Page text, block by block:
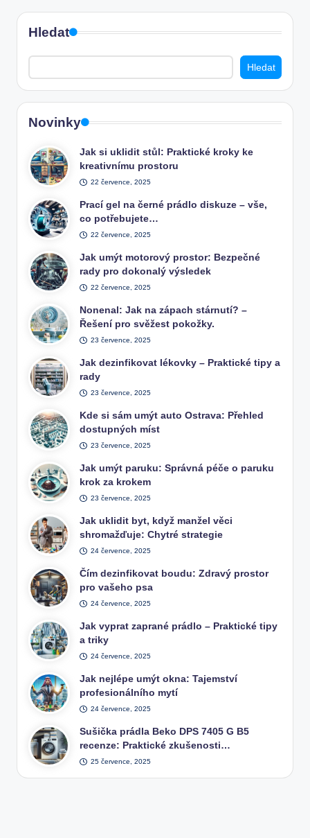
Hledat
Hledat
Novinky
Jak si uklidit stůl: Praktické kroky ke
kreativnímu prostoru
22 července, 2025
Prací gel na černé prádlo diskuze – vše,
co potřebujete…
22 července, 2025
Jak umýt motorový prostor: Bezpečné
rady pro dokonalý výsledek
22 července, 2025
Nonenal: Jak na zápach stárnutí? –
Řešení pro svěžest pokožky.
23 července, 2025
Jak dezinfikovat lékovky – Praktické tipy a
rady
23 července, 2025
Kde si sám umýt auto Ostrava: Přehled
dostupných míst
23 července, 2025
Jak umýt paruku: Správná péče o paruku
krok za krokem
23 července, 2025
Jak uklidit byt, když manžel věci
shromažďuje: Chytré strategie
24 července, 2025
Čím dezinfikovat boudu: Zdravý prostor
pro vašeho psa
24 července, 2025
Jak vyprat zaprané prádlo – Praktické tipy
a triky
24 července, 2025
Jak nejlépe umýt okna: Tajemství
profesionálního mytí
24 července, 2025
Sušička prádla Beko DPS 7405 G B5
recenze: Praktické zkušenosti…
25 července, 2025